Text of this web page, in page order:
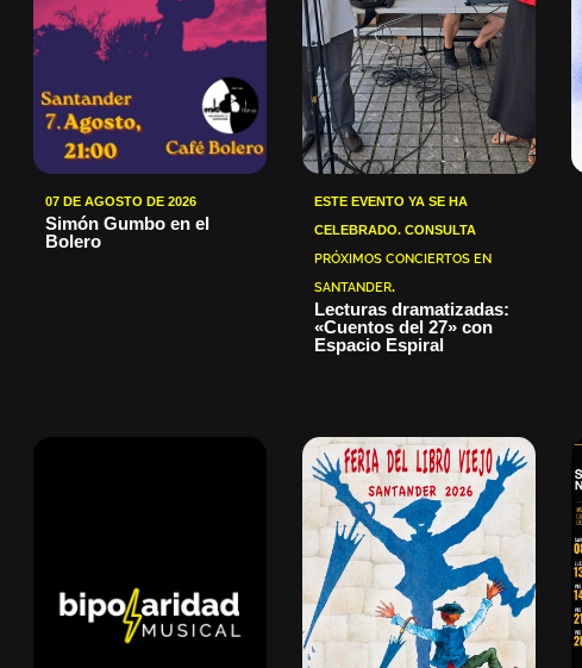
07 DE AGOSTO DE 2026
Simón Gumbo en el
Bolero
ESTE EVENTO YA SE HA
CELEBRADO. CONSULTA
PRÓXIMOS CONCIERTOS EN
SANTANDER.
Lecturas dramatizadas:
«Cuentos del 27» con
Espacio Espiral